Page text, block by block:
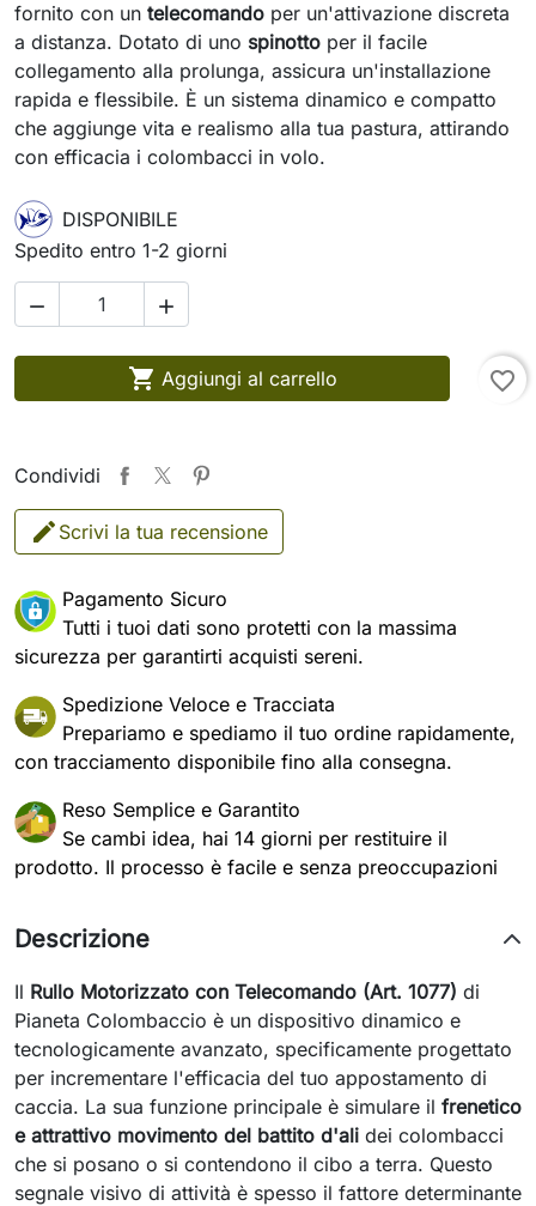
fornito con un telecomando per un'attivazione discreta
a distanza. Dotato di uno spinotto per il facile
collegamento alla prolunga, assicura un'installazione
rapida e flessibile. È un sistema dinamico e compatto
che aggiunge vita e realismo alla tua pastura, attirando
con efficacia i colombacci in volo.
DISPONIBILE
Spedito entro 1-2 giorni
 
 Aggiungi al carrello favorite_border
Condividi
Scrivi la tua recensione
Pagamento Sicuro
Tutti i tuoi dati sono protetti con la massima
sicurezza per garantirti acquisti sereni.
Spedizione Veloce e Tracciata
Prepariamo e spediamo il tuo ordine rapidamente,
con tracciamento disponibile fino alla consegna.
Reso Semplice e Garantito
Se cambi idea, hai 14 giorni per restituire il
prodotto. Il processo è facile e senza preoccupazioni
Descrizione
Il Rullo Motorizzato con Telecomando (Art. 1077) di
Pianeta Colombaccio è un dispositivo dinamico e
tecnologicamente avanzato, specificamente progettato
per incrementare l'efficacia del tuo appostamento di
caccia. La sua funzione principale è simulare il frenetico
e attrattivo movimento del battito d'ali dei colombacci
che si posano o si contendono il cibo a terra. Questo
segnale visivo di attività è spesso il fattore determinante